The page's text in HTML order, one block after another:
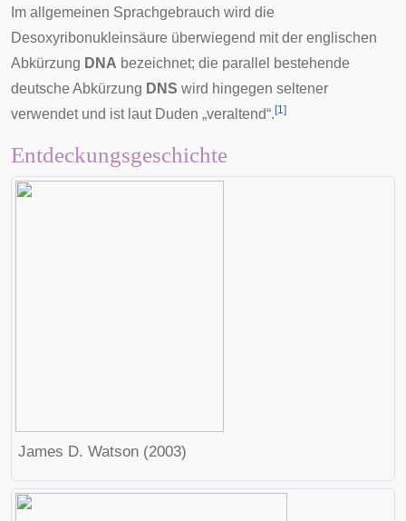
Im allgemeinen Sprachgebrauch wird die
Desoxyribonukleinsäure überwiegend mit der englischen
Abkürzung DNA bezeichnet; die parallel bestehende
deutsche Abkürzung DNS wird hingegen seltener
verwendet und ist laut Duden „veraltend“. [1]
Entdeckungsgeschichte
James D. Watson (2003)